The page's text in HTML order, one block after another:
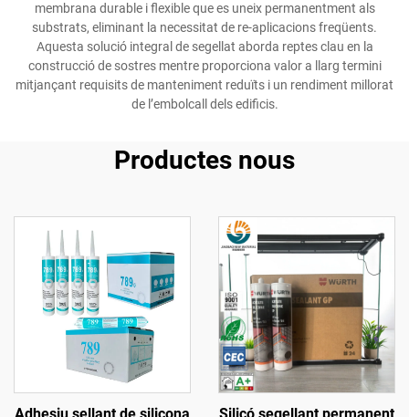
membrana durable i flexible que es uneix permanentment als
substrats, eliminant la necessitat de re-aplicacions freqüents.
Aquesta solució integral de segellat aborda reptes clau en la
construcció de sostres mentre proporciona valor a llarg termini
mitjançant requisits de manteniment reduïts i un rendiment millorat
de l’embolcall dels edificis.
Productes nous